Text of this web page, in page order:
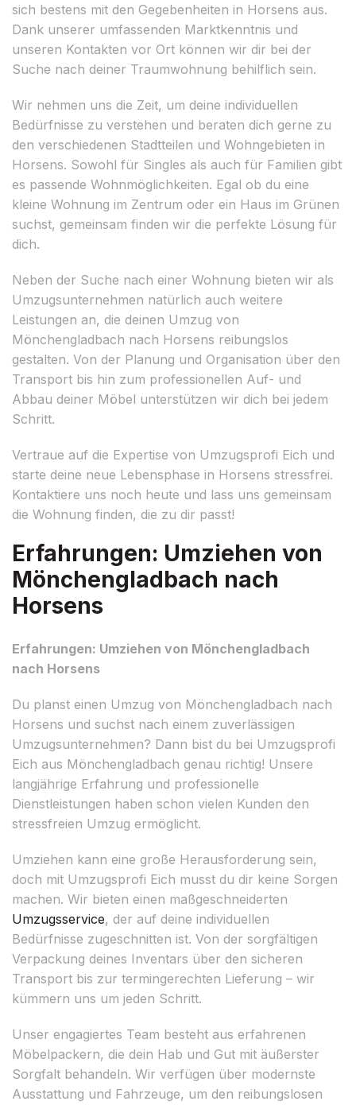
sich bestens mit den Gegebenheiten in Horsens aus.
Dank unserer umfassenden Marktkenntnis und
unseren Kontakten vor Ort können wir dir bei der
Suche nach deiner Traumwohnung behilflich sein.
Wir nehmen uns die Zeit, um deine individuellen
Bedürfnisse zu verstehen und beraten dich gerne zu
den verschiedenen Stadtteilen und Wohngebieten in
Horsens. Sowohl für Singles als auch für Familien gibt
es passende Wohnmöglichkeiten. Egal ob du eine
kleine Wohnung im Zentrum oder ein Haus im Grünen
suchst, gemeinsam finden wir die perfekte Lösung für
dich.
Neben der Suche nach einer Wohnung bieten wir als
Umzugsunternehmen natürlich auch weitere
Leistungen an, die deinen Umzug von
Mönchengladbach nach Horsens reibungslos
gestalten. Von der Planung und Organisation über den
Transport bis hin zum professionellen Auf- und
Abbau deiner Möbel unterstützen wir dich bei jedem
Schritt.
Vertraue auf die Expertise von Umzugsprofi Eich und
starte deine neue Lebensphase in Horsens stressfrei.
Kontaktiere uns noch heute und lass uns gemeinsam
die Wohnung finden, die zu dir passt!
Erfahrungen: Umziehen von
Mönchengladbach nach
Horsens
Erfahrungen: Umziehen von Mönchengladbach
nach Horsens
Du planst einen Umzug von Mönchengladbach nach
Horsens und suchst nach einem zuverlässigen
Umzugsunternehmen? Dann bist du bei Umzugsprofi
Eich aus Mönchengladbach genau richtig! Unsere
langjährige Erfahrung und professionelle
Dienstleistungen haben schon vielen Kunden den
stressfreien Umzug ermöglicht.
Umziehen kann eine große Herausforderung sein,
doch mit Umzugsprofi Eich musst du dir keine Sorgen
machen. Wir bieten einen maßgeschneiderten
Umzugsservice, der auf deine individuellen
Bedürfnisse zugeschnitten ist. Von der sorgfältigen
Verpackung deines Inventars über den sicheren
Transport bis zur termingerechten Lieferung – wir
kümmern uns um jeden Schritt.
Unser engagiertes Team besteht aus erfahrenen
Möbelpackern, die dein Hab und Gut mit äußerster
Sorgfalt behandeln. Wir verfügen über modernste
Ausstattung und Fahrzeuge, um den reibungslosen